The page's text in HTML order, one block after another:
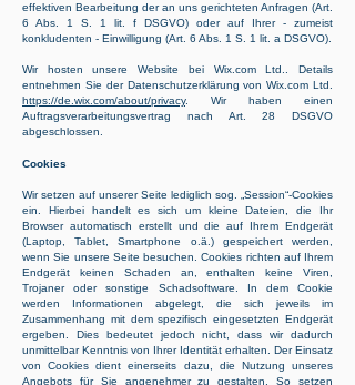
effektiven Bearbeitung der an uns gerichteten Anfragen (Art.
6 Abs. 1 S. 1 lit. f DSGVO) oder auf Ihrer - zumeist
konkludenten - Einwilligung (Art. 6 Abs. 1 S. 1 lit. a DSGVO).
Wir hosten unsere Website bei Wix.com Ltd.. Details
entnehmen Sie der Datenschutzerklärung von Wix.com Ltd.
https://de.wix.com/about/privacy. Wir haben einen
Auftragsverarbeitungsvertrag nach Art. 28 DSGVO
abgeschlossen.
Cookies
Wir setzen auf unserer Seite lediglich sog. „Session“-Cookies
ein. Hierbei handelt es sich um kleine Dateien, die Ihr
Browser automatisch erstellt und die auf Ihrem Endgerät
(Laptop, Tablet, Smartphone o.ä.) gespeichert werden,
wenn Sie unsere Seite besuchen. Cookies richten auf Ihrem
Endgerät keinen Schaden an, enthalten keine Viren,
Trojaner oder sonstige Schadsoftware. In dem Cookie
werden Informationen abgelegt, die sich jeweils im
Zusammenhang mit dem spezifisch eingesetzten Endgerät
ergeben. Dies bedeutet jedoch nicht, dass wir dadurch
unmittelbar Kenntnis von Ihrer Identität erhalten. Der Einsatz
von Cookies dient einerseits dazu, die Nutzung unseres
Angebots für Sie angenehmer zu gestalten. So setzen